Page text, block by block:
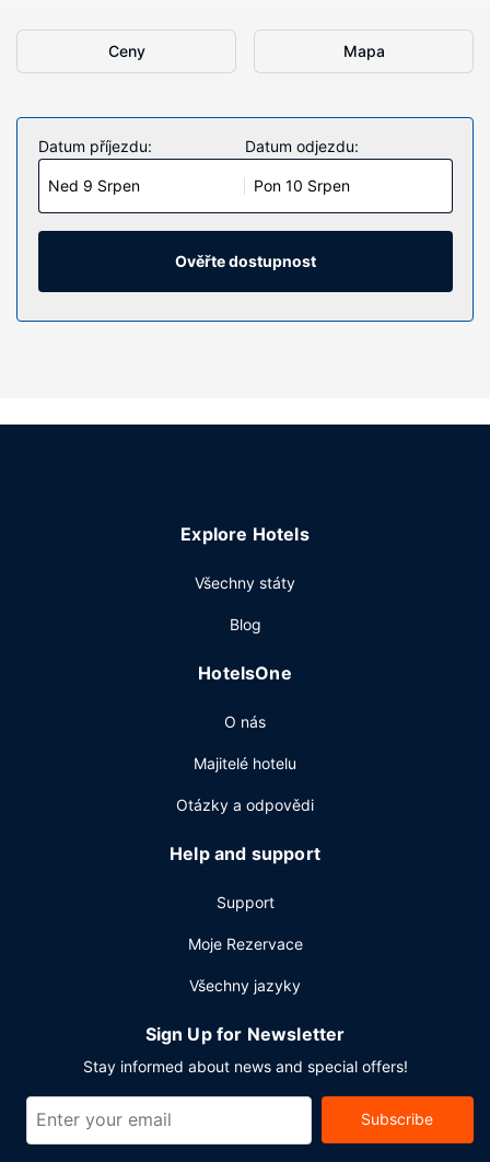
Ceny Mapa
Datum příjezdu:
Ned 9 Srpen
Datum odjezdu:
Pon 10 Srpen
Ověřte dostupnost
Explore Hotels
Všechny státy
Blog
HotelsOne
O nás
Majitelé hotelu
Otázky a odpovědi
Help and support
Support
Moje Rezervace
Všechny jazyky
Sign Up for Newsletter
Stay informed about news and special offers!
Subscribe